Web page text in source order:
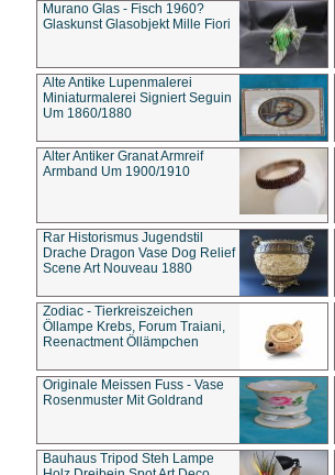
Murano Glas - Fisch 1960?
Glaskunst Glasobjekt Mille Fiori
Alte Antike Lupenmalerei
Miniaturmalerei Signiert Seguin
Um 1860/1880
Alter Antiker Granat Armreif
Armband Um 1900/1910
Rar Historismus Jugendstil
Drache Dragon Vase Dog Relief
Scene Art Nouveau 1880
Zodiac - Tierkreiszeichen
Öllampe Krebs, Forum Traiani,
Reenactment Öllämpchen
Originale Meissen Fuss - Vase
Rosenmuster Mit Goldrand
Bauhaus Tripod Steh Lampe